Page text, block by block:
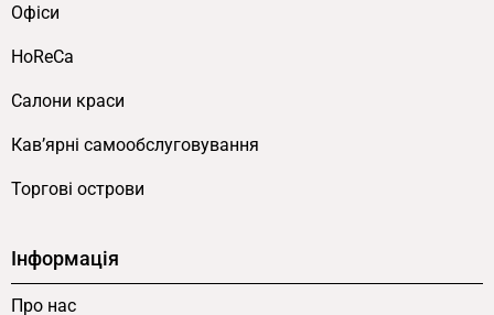
Офіси
HoReCa
Салони краси
Кав’ярні самообслуговування
Торгові острови
Інформація
Про нас